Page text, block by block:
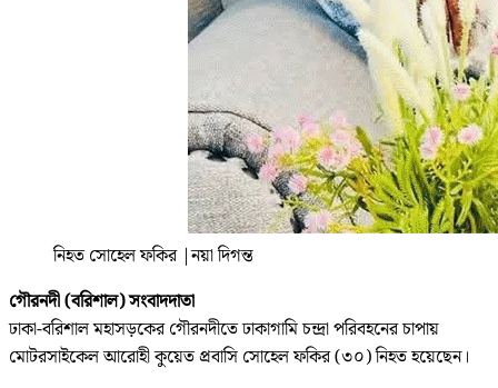
নিহত সোহেল ফকির |নয়া দিগন্ত
গৌরনদী (বরিশাল) সংবাদদাতা
ঢাকা-বরিশাল মহাসড়কের গৌরনদীতে ঢাকাগামি চন্দ্রা পরিবহনের চাপায়
মোটরসাইকেল আরোহী কুয়েত প্রবাসি সোহেল ফকির (৩০) নিহত হয়েছেন।